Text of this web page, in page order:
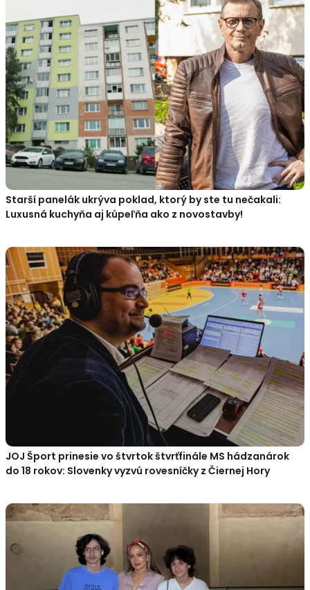
Starší panelák ukrýva poklad, ktorý by ste tu nečakali:
Luxusná kuchyňa aj kúpeľňa ako z novostavby!
JOJ Šport prinesie vo štvrtok štvrťfinále MS hádzanárok
do 18 rokov: Slovenky vyzvú rovesníčky z Čiernej Hory